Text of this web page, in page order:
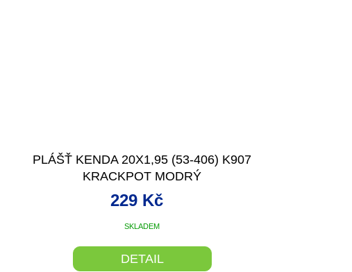
PLÁŠŤ KENDA 20X1,95 (53-406) K907
KRACKPOT MODRÝ
SKLADEM
229 Kč
DETAIL